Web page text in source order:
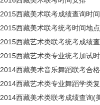
2015西藏美术联考成绩查询时
2015西藏美术联考统考时间地
2015西藏艺术类联考统考成绩
2015西藏艺术类专业统考加试
2014西藏美术音乐舞蹈联考合
2014西藏艺术类专业舞蹈学类
2014西藏美术类联考成绩查询(